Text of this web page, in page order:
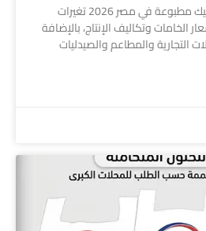
شهدت اسعار شنط بلاستيك مطبوعة في مصر 2026 تغيرات
الخامات وتكاليف الإنتاج، بالإضافة
التجارية والمطاعم والصيدليات